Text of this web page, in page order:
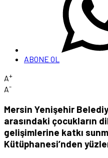
ABONE OL
A+
A-
Mersin Yenişehir
arasındaki çocukların
gelişimlerine katkı
Kütüphanesi’nden